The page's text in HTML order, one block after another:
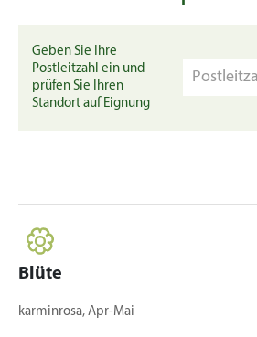
Geben Sie Ihre
Postleitzahl ein und
prüfen Sie Ihren
Standort auf Eignung
Blüte
karminrosa, Apr-Mai